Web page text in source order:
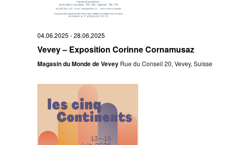
04.06.2025 -28.06.2025
Vevey – Exposition Corinne Cornamusaz
Magasin du Monde de Vevey Rue du Conseil 20, Vevey, Suisse